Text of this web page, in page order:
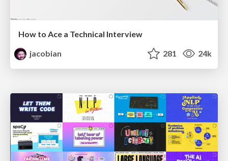
How to Ace a Technical Interview
jacobian
281 24k